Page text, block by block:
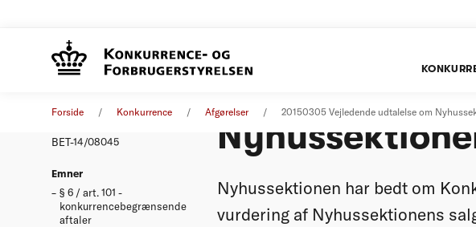
Forside Konkurrence Afgørelser 20150305 Vejledende udtalelse om
BET-14/08045
Emner
§ 6 / art. 101 -
konkurrencebegrænsende
aftaler
Nyhussektionen har bedt om
vurdering af Nyhussektionens